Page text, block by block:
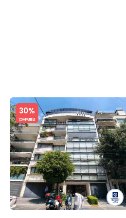
30%
COMPATIBLE
Slide 1 of 5